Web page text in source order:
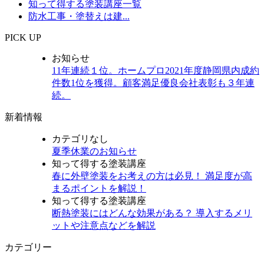
知って得する塗装講座一覧
防水工事・塗替えは建...
PICK UP
お知らせ
11年連続１位。ホームプロ2021年度静岡県内成約
件数1位を獲得。顧客満足優良会社表彰も３年連
続。
新着情報
カテゴリなし
夏季休業のお知らせ
知って得する塗装講座
春に外壁塗装をお考えの方は必見！ 満足度が高
まるポイントを解説！
知って得する塗装講座
断熱塗装にはどんな効果がある？ 導入するメリ
ットや注意点などを解説
カテゴリー